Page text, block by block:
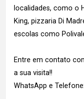
localidades, como o
King, pizzaria Di
escolas como
Entre em contato
a sua visita!!
WhatsApp e